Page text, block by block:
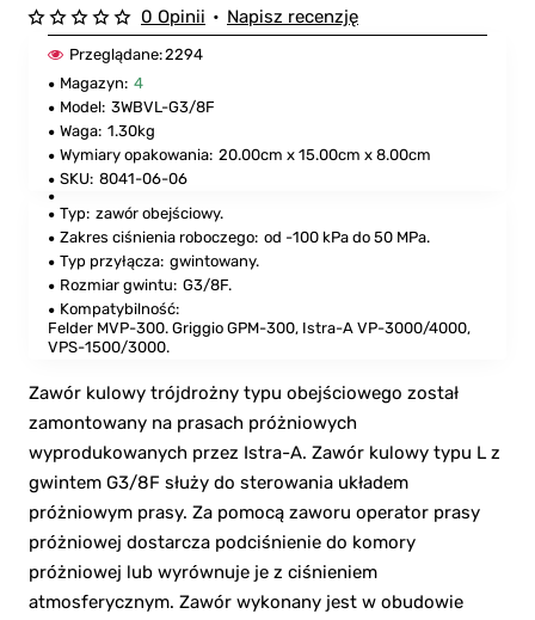
Magazyn: 4
Model: 3WBVL-G3/8F
Waga: 1.30kg
Wymiary opakowania: 20.00cm x 15.00cm x 8.00cm
SKU: 8041-06-06
Przeglądane:2294
0 Opinii • Napisz recenzję
Typ: zawór obejściowy.
Zakres ciśnienia roboczego: od -100 kPa do 50 MPa.
Typ przyłącza: gwintowany.
Rozmiar gwintu: G3/8F.
Kompatybilność:
Felder MVP-300. Griggio GPM-300, Istra-А VP-3000/4000,
VPS-1500/3000.
Zawór kulowy trójdrożny typu obejściowego został
zamontowany na prasach próżniowych
wyprodukowanych przez Istra-А. Zawór kulowy typu L z
gwintem G3/8F służy do sterowania układem
próżniowym prasy. Za pomocą zaworu operator prasy
próżniowej dostarcza podciśnienie do komory
próżniowej lub wyrównuje je z ciśnieniem
atmosferycznym. Zawór wykonany jest w obudowie